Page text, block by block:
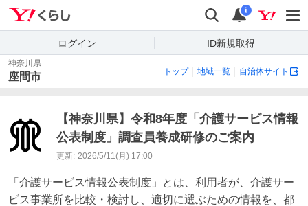
検索 通知
i
ログイン ID新規取得
神奈川県
座間市 トップ 地域一覧 自治体サイト
【神奈川県】令和8年度「介護サービス情報
公表制度」調査員養成研修のご案内
更新: 2026/5/11(月) 17:00
「介護サービス情報公表制度」とは、利用者が、介護サー
ビス事業所を比較・検討し、適切に選ぶための情報を、都